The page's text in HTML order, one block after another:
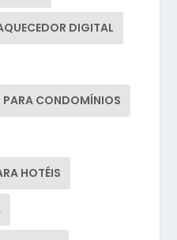
DIGITAL
PARA CONDOMÍNIOS
HOTÉIS